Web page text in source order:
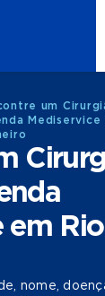
um
Mediservice
em
nome,